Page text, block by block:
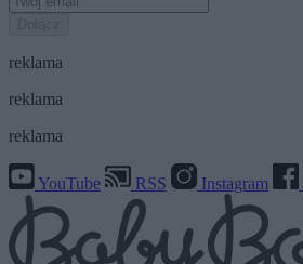
reklama
reklama
reklama
YouTube RSS Instagram